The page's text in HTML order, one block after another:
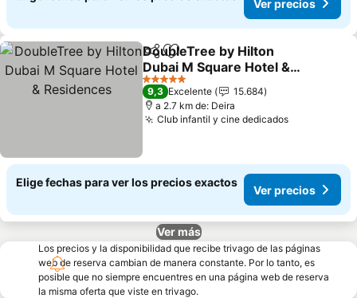
Ver precios
CompartirAgregar a favoritos
DoubleTree by Hilton
Dubai M Square Hotel &
Residences
5 Estrellas
9,3 Excelente
15.684
a 2.7 km de: Deira
Club infantil y cine dedicados
Elige fechas para ver los precios exactos
Ver precios
Ver más
Los precios y la disponibilidad que recibe trivago de las páginas
web de reserva cambian de manera constante. Por lo tanto, es
posible que no siempre encuentres en una página web de reserva
la misma oferta que viste en trivago.